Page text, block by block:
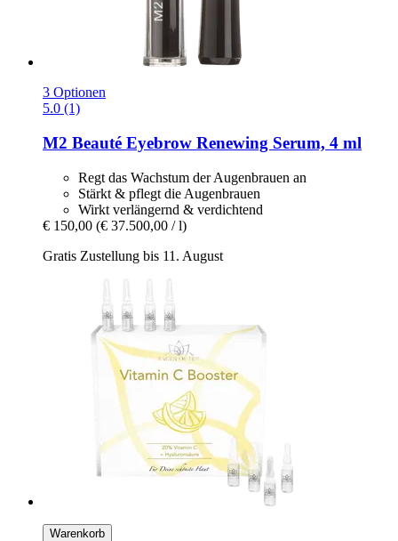
3 Optionen
5.0 (1)
M2 Beauté Eyebrow Renewing Serum, 4 ml
Regt das Wachstum der Augenbrauen an
Stärkt & pflegt die Augenbrauen
Wirkt verlängernd & verdichtend
€ 150,00 (€ 37.500,00 / l)
Gratis Zustellung bis 11. August
Warenkorb